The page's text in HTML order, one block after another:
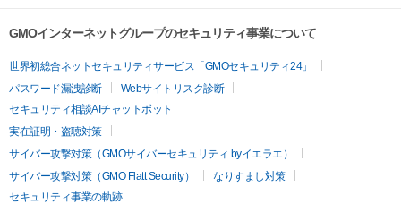
GMOインターネットグループのセキュリティ事業について
世界初総合ネットセキュリティサービス「GMOセキュリティ24」
パスワード漏洩診断
Webサイトリスク診断
セキュリティ相談AIチャットボット
実在証明・盗聴対策
サイバー攻撃対策（GMOサイバーセキュリティ byイエラエ）
サイバー攻撃対策（GMO Flatt Security）
なりすまし対策
セキュリティ事業の軌跡